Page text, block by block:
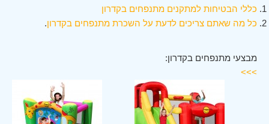
כללי הבטיחות למתקנים מתנפחים בקדרון
כל מה שאתם צריכים לדעת על השכרת מתנפחים בקדרון.
מבצעי מתנפחים בקדרון:
>>>